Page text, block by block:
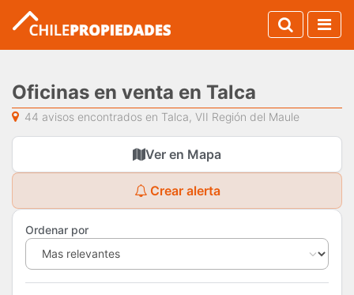
Oficinas en venta en Talca
44 avisos encontrados en Talca, VII Región del Maule
Ver en Mapa
Crear alerta
Ordenar por